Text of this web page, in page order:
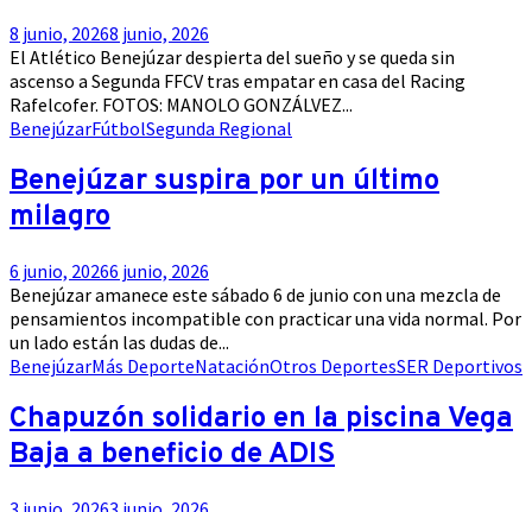
8 junio, 20268 junio, 2026
El Atlético Benejúzar despierta del sueño y se queda sin
ascenso a Segunda FFCV tras empatar en casa del Racing
Rafelcofer. FOTOS: MANOLO GONZÁLVEZ...
BenejúzarFútbolSegunda Regional
Benejúzar suspira por un último
milagro
6 junio, 20266 junio, 2026
Benejúzar amanece este sábado 6 de junio con una mezcla de
pensamientos incompatible con practicar una vida normal. Por
un lado están las dudas de...
BenejúzarMás DeporteNataciónOtros DeportesSER Deportivos
Chapuzón solidario en la piscina Vega
Baja a beneficio de ADIS